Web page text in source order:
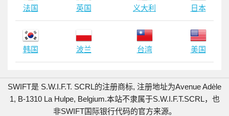
法国 英国 义大利 日本
韩国 波兰 台湾 美国
SWIFT是 S.W.I.F.T. SCRL的注册商标, 注册地址为Avenue Adèle
1, B-1310 La Hulpe, Belgium.本站不隶属于S.W.I.F.T.SCRL，也
非SWIFT国际银行代码的官方来源。